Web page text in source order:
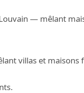
— mêlant
villas et maisons